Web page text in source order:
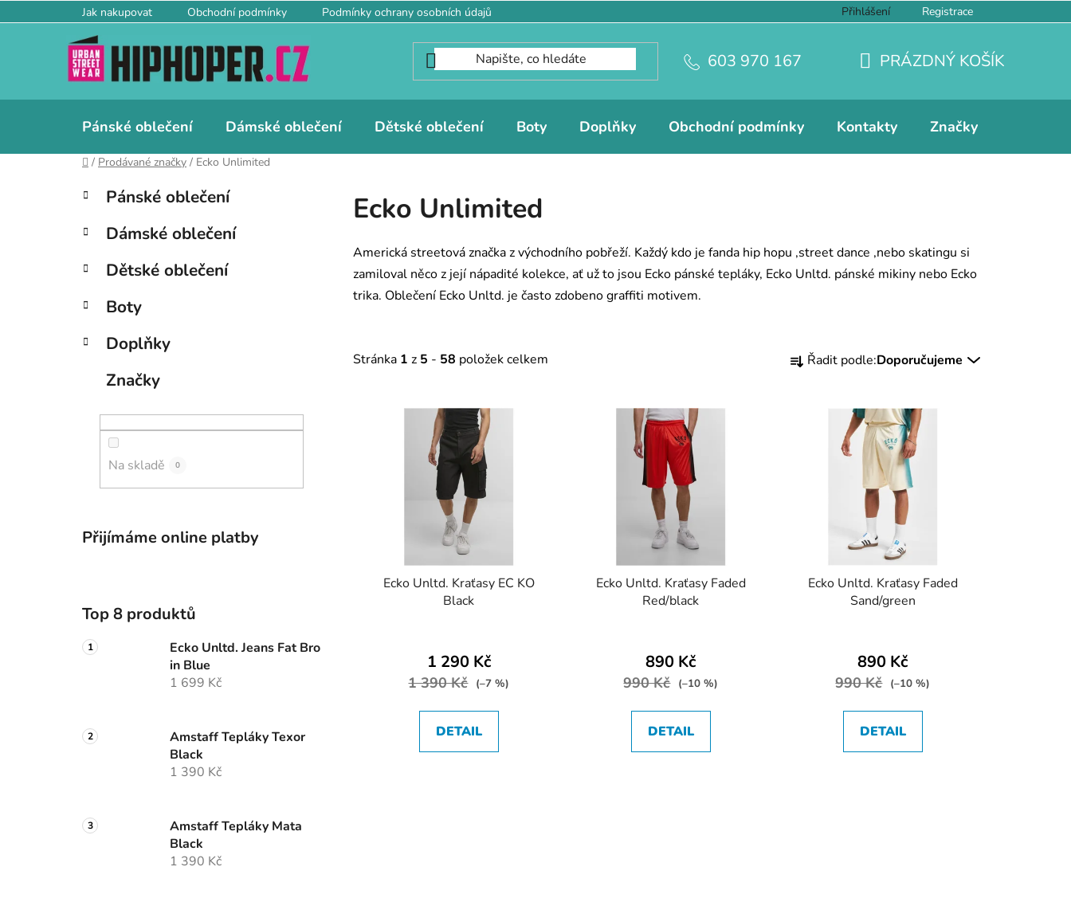
na
Jak nakupovat Obchodní podmínky Podmínky ochrany osobních údajů Přihlášení Registrace
603 970 167
KOŠÍK
PRÁZDNÝ KOŠÍK
Pánské oblečení Dámské oblečení Dětské oblečení Boty Doplňky Obchodní podmínky Kontakty Značky
Domů
/ Prodávané značky / Ecko Unlimited
P
s
r
n
n
í
Přeskočit
kategorie
K
a
e
o
i
Pánské oblečení
Dámské oblečení
Dětské oblečení
Boty
Doplňky
Značky
Na skladě 0
Přijímáme online platby
Top 8 produktů
Ecko Unltd. Jeans Fat Bro
in Blue
1 699 Kč
Amstaff Tepláky Texor
Black
1 390 Kč
Amstaff Tepláky Mata
Black
1 390 Kč
Ecko Unlimited
Americká streetová značka z východního pobřeží. Každý kdo je fanda hip hopu ,street dance ,nebo skatingu si
zamiloval něco z její nápadité kolekce, ať už to jsou Ecko pánské tepláky, Ecko Unltd. pánské mikiny nebo Ecko
trika. Oblečení Ecko Unltd. je často zdobeno graffiti motivem.
Stránka 1 z 5 - 58 položek celkem
a Řadit podle:Doporučujeme
Ecko Unltd. Kraťasy EC KO
Black
1 290 Kč
1 390 Kč (–7 %)
DETAIL
Ecko Unltd. Kraťasy Faded
Red/black
890 Kč
990 Kč (–10 %)
DETAIL
Ecko Unltd. Kraťasy Faded
Sand/green
890 Kč
990 Kč (–10 %)
DETAIL